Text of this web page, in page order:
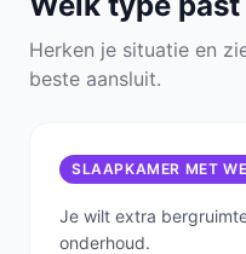
Herken je situatie en
beste aansluit.
SLAAPKAMER MET
Je wilt extra
onderhoud.